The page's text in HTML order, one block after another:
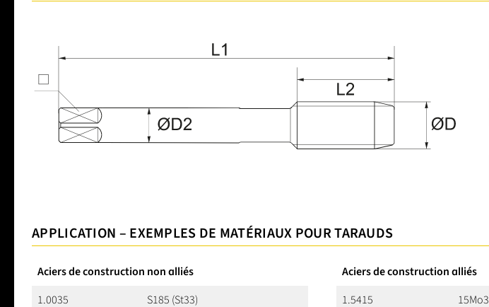
APPLICATION – EXEMPLES DE MATÉRIAUX POUR TARAUDS
Aciers de construction non alliés
1.0035
S185 (St33)
Aciers de construction alliés
1.5415
15Mo3